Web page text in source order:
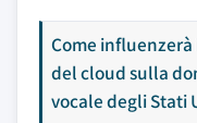
Come
del cloud sulla
vocale degli Stati